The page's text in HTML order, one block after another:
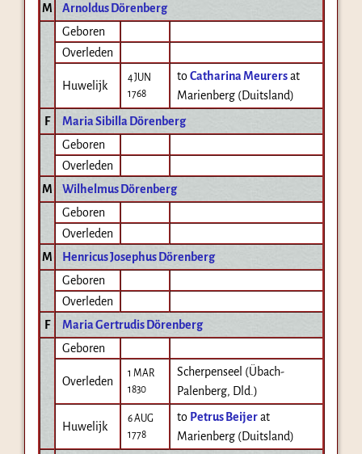
M
Arnoldus Dörenberg
Geboren
Overleden
Huwelijk
4 JUN
1768
toCatharina Meurers at
Marienberg (Duitsland)
F
Maria Sibilla Dörenberg
Geboren
Overleden
M
Wilhelmus Dörenberg
Geboren
Overleden
M
Henricus Josephus Dörenberg
Geboren
Overleden
F
Maria Gertrudis Dörenberg
Geboren
Overleden
1 MAR
1830
Scherpenseel (Übach-
Palenberg, Dld.)
Huwelijk
6 AUG
1778
to Petrus Beijer at
Marienberg (Duitsland)